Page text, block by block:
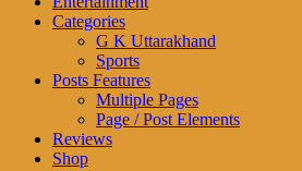
Categories
G K Uttarakhand
Sports
Posts Features
Multiple Pages
Page / Post Elements
Reviews
Shop